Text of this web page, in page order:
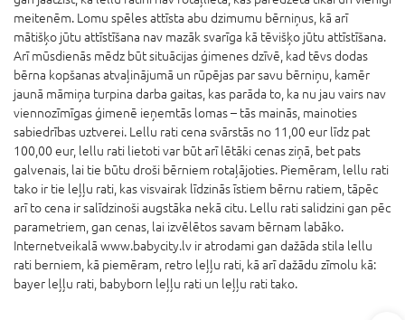
meitenēm. Lomu spēles attīsta abu dzimumu bērniņus, kā arī
mātišķo jūtu attīstīšana nav mazāk svarīga kā tēvišķo jūtu attīstīšana.
Arī mūsdienās mēdz būt situācijas ģimenes dzīvē, kad tēvs dodas
bērna kopšanas atvaļinājumā un rūpējas par savu bērniņu, kamēr
jaunā māmiņa turpina darba gaitas, kas parāda to, ka nu jau vairs nav
viennozīmīgas ģimenē ieņemtās lomas – tās mainās, mainoties
sabiedrības uztverei. Lellu rati cena svārstās no 11,00 eur līdz pat
100,00 eur, lellu rati lietoti var būt arī lētāki cenas ziņā, bet pats
galvenais, lai tie būtu droši bērniem rotaļājoties. Piemēram, lellu rati
tako ir tie leļļu rati, kas visvairak līdzinās īstiem bērnu ratiem, tāpēc
arī to cena ir salīdzinoši augstāka nekā citu. Lellu rati salidzini gan pēc
parametriem, gan cenas, lai izvēlētos savam bērnam labāko.
Internetveikalā www.babycity.lv ir atrodami gan dažāda stila lellu
rati berniem, kā piemēram, retro leļļu rati, kā arī dažādu zīmolu kā:
bayer leļļu rati, babyborn leļļu rati un leļļu rati tako.